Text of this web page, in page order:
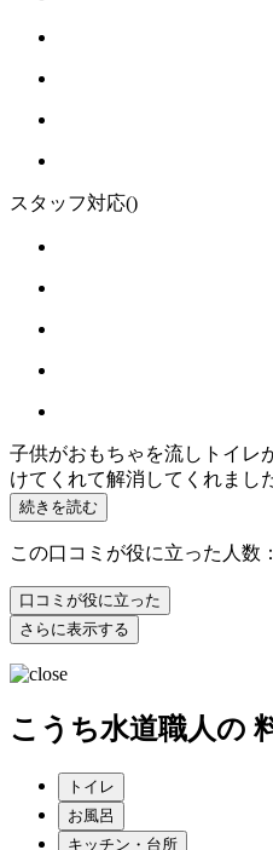
スタッフ対応()
子供がおもちゃを流しトイレ
けてくれて解消してくれまし
続きを読む
この口コミが役に立った人数
口コミが役に立った
さらに表示する
こうち水道職人の
トイレ
お風呂
キッチン・台所